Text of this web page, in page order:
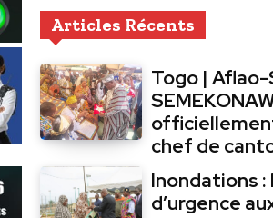
Articles Récents
Togo | Aflao-
chef de
Inondations :
d’urgence